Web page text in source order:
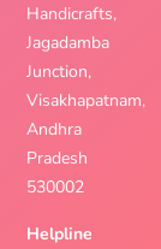
Handicrafts,
Jagadamba
Junction,
Visakhapatnam,
Andhra
Pradesh
530002
Helpline